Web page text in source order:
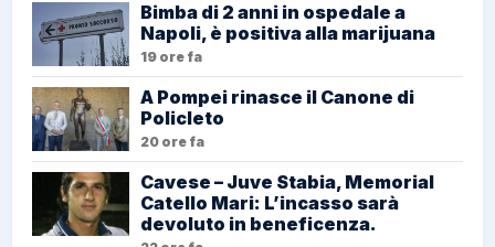
Bimba di 2 anni in ospedale a
Napoli, è positiva alla marijuana
19 ore fa
A Pompei rinasce il Canone di
Policleto
20 ore fa
Cavese – Juve Stabia, Memorial
Catello Mari: L’incasso sarà
devoluto in beneficenza.